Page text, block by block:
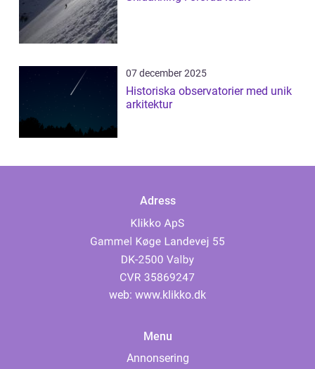
07 december 2025
Historiska observatorier med unik
arkitektur
Adress
web: www.klikko.dk
Menu
Annonsering